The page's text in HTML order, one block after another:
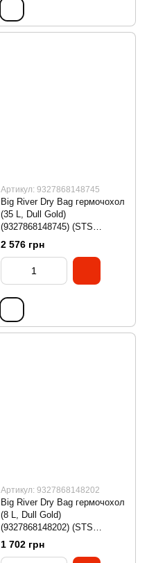
Артикул: 9327868148745
Big River Dry Bag гермочохол
(35 L, Dull Gold)
(9327868148745) (STS
ASG012041-070320)
2 576 грн
Артикул: 9327868148202
Big River Dry Bag гермочохол
(8 L, Dull Gold)
(9327868148202) (STS
ASG012041-040308)
1 702 грн